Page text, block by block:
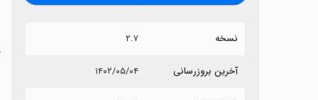
نسخه ۲.۷
آخرین بروزرسانی ۱۴۰۲/۰۵/۰۴